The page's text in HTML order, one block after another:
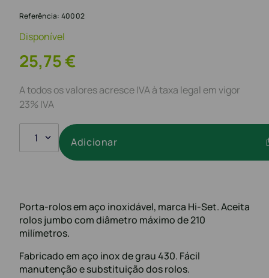
Referência: 40002
Disponível
25,75€
A todos os valores acresce IVA à taxa legal em vigor
23% IVA
1 Adicionar
Porta-rolos em aço inoxidável, marca Hi-Set. Aceita
rolos jumbo com diâmetro máximo de 210
milímetros.
Fabricado em aço inox de grau 430. Fácil
manutenção e substituição dos rolos.